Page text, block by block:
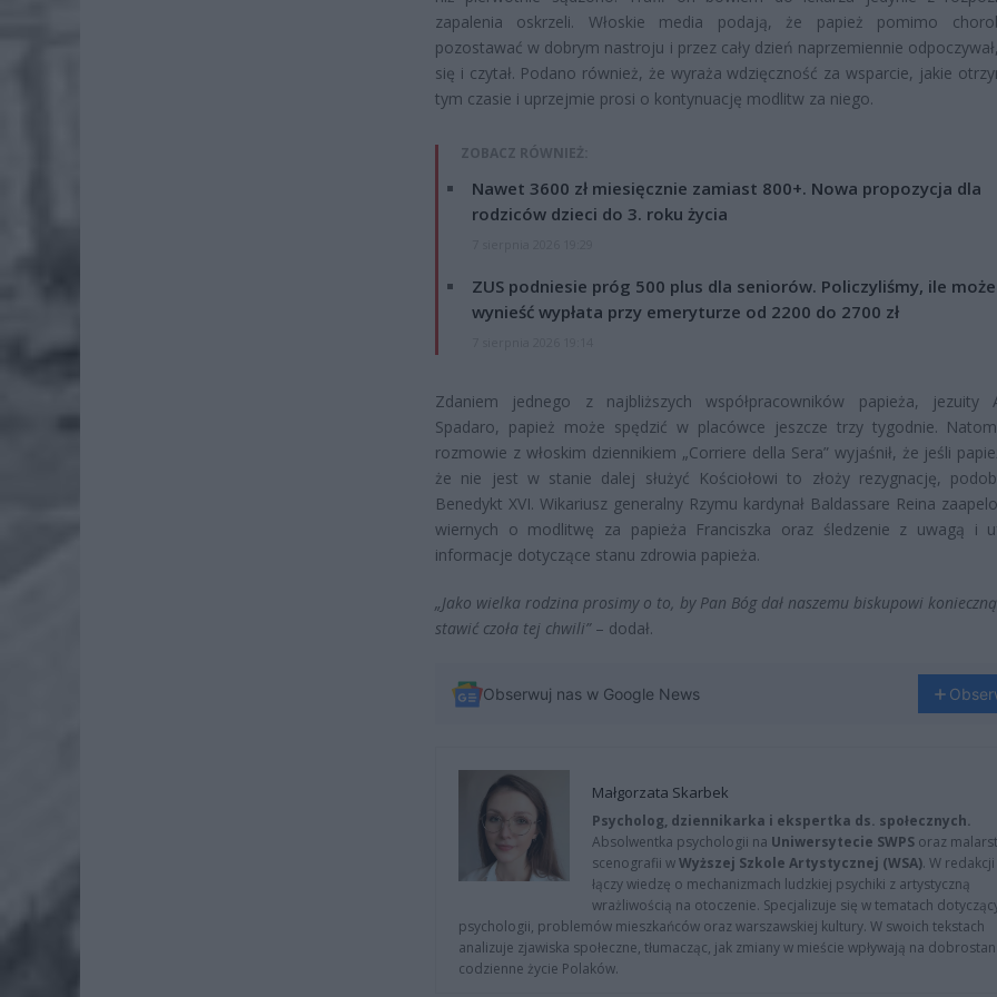
zapalenia oskrzeli. Włoskie media podają, że papież pomimo
pozostawać w dobrym nastroju i przez cały dzień naprzemiennie
się i czytał. Podano również, że wyraża wdzięczność za wsparcie, jakie
tym czasie i uprzejmie prosi o kontynuację modlitw za niego.
ZOBACZ RÓWNIEŻ:
Nawet 3600 zł miesięcznie zamiast 800+. Nowa propozycja dla
rodziców dzieci do 3. roku życia
ZUS podniesie próg 500 plus dla seniorów. Policzyliśmy, ile może
wynieść wypłata przy emeryturze od 2200 do 2700 zł
Zdaniem jednego z najbliższych współpracowników papieża, jezuity
Spadaro, papież może spędzić w placówce jeszcze trzy tygodnie.
rozmowie z włoskim dziennikiem „Corriere della Sera” wyjaśnił, że jeśli
że nie jest w stanie dalej służyć Kościołowi to złoży rezygnację,
Benedykt XVI. Wikariusz generalny Rzymu kardynał Baldassare Reina
wiernych o modlitwę za papieża Franciszka oraz śledzenie z uwagą i
informacje dotyczące stanu zdrowia papieża.
„Jako wielka rodzina prosimy o to, by Pan Bóg dał naszemu biskupowi konieczną
stawić czoła tej chwili”– dodał.
Obserwuj nas w Google News
Małgorzata Skarbek
Psycholog, dziennikarka i ekspertka ds. społecznych.
Absolwentka psychologii na Uniwersytecie SWPS oraz
scenografii wWyższej Szkole Artystycznej (WSA). W redakcji
łączy wiedzę o mechanizmach ludzkiej psychiki z artystyczną
wrażliwością na otoczenie. Specjalizuje się w tematach
psychologii, problemów mieszkańców oraz warszawskiej kultury. W swoich tekstach
analizuje zjawiska społeczne, tłumacząc, jak zmiany w mieście wpływają na
codzienne życie Polaków.